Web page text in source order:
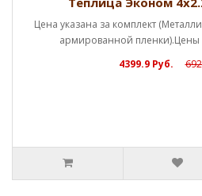
Цена указана за комплект
армированной пленки).Цены
4399.9 Руб.
6920.0